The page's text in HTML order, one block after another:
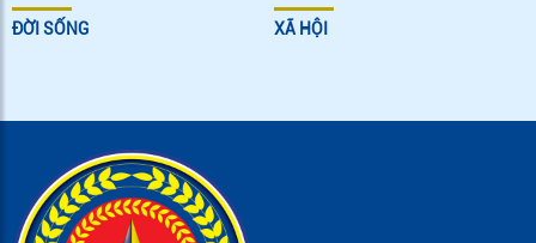
ĐỜI SỐNG XÃ HỘI